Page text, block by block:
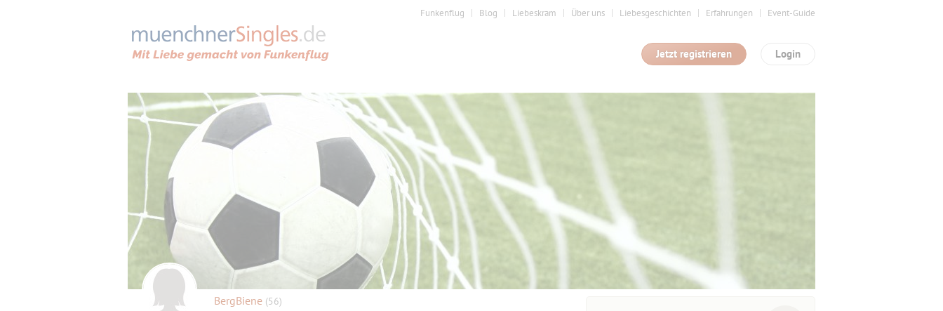
Funkenflug Blog Liebeskram Über uns Liebesgeschichten Erfahrungen Event-Guide
Login
Jetzt registrieren
BergBiene (56)